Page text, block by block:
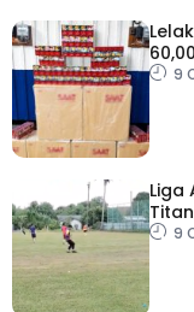
9
Liga
9